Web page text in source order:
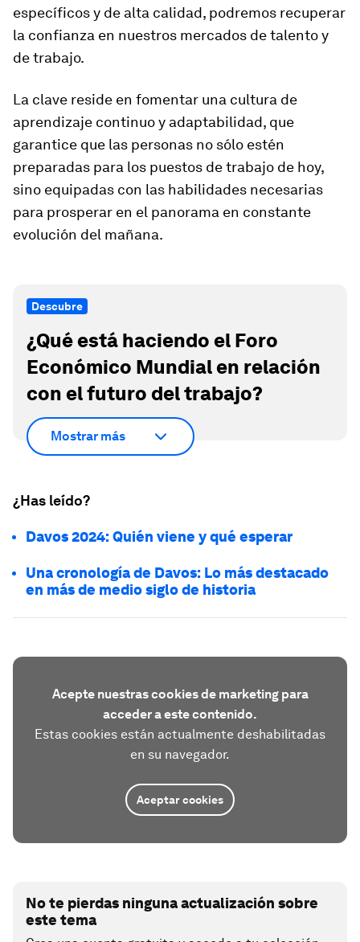
específicos y de alta calidad, podremos recuperar
la confianza en nuestros mercados de talento y
de trabajo.
La clave reside en fomentar una cultura de
aprendizaje continuo y adaptabilidad, que
garantice que las personas no sólo estén
preparadas para los puestos de trabajo de hoy,
sino equipadas con las habilidades necesarias
para prosperar en el panorama en constante
evolución del mañana.
Descubre
¿Qué está haciendo el Foro
Económico Mundial en relación
con el futuro del trabajo?
Mostrar más
¿Has leído?
Davos 2024: Quién viene y qué esperar
Una cronología de Davos: Lo más destacado
en más de medio siglo de historia
Acepte nuestras cookies de marketing para
acceder a este contenido.
Estas cookies están actualmente deshabilitadas
en su navegador.
Aceptar cookies
No te pierdas ninguna actualización sobre
este tema